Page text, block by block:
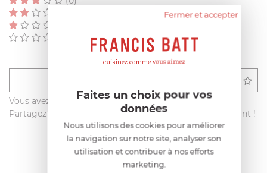
Vous avez acheté ce produit sur francisbatt.com ?
Partagez votre avis avec les autres clients dès maintenant !
Fermer et accepter
Faites un choix pour vos
données
Nous utilisons des cookies pour améliorer
la navigation sur notre site, analyser son
utilisation et contribuer à nos efforts
marketing.